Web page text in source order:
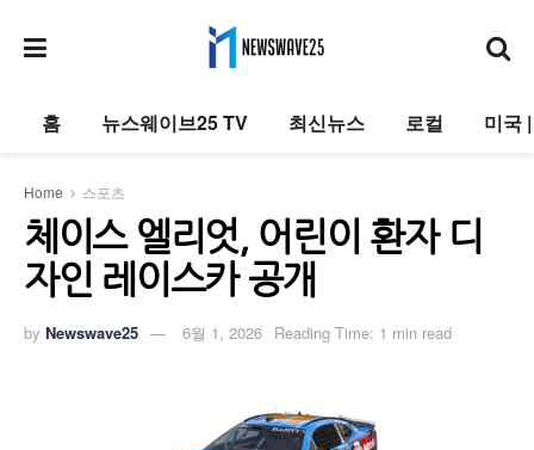
홈 뉴스웨이브25 TV 최신뉴스 로컬 미국
Home 스포츠
체이스 엘리엇, 어린이 환자 디
자인 레이스카 공개
by Newswave25 6월 1, 2026 Reading Time: 1 min read